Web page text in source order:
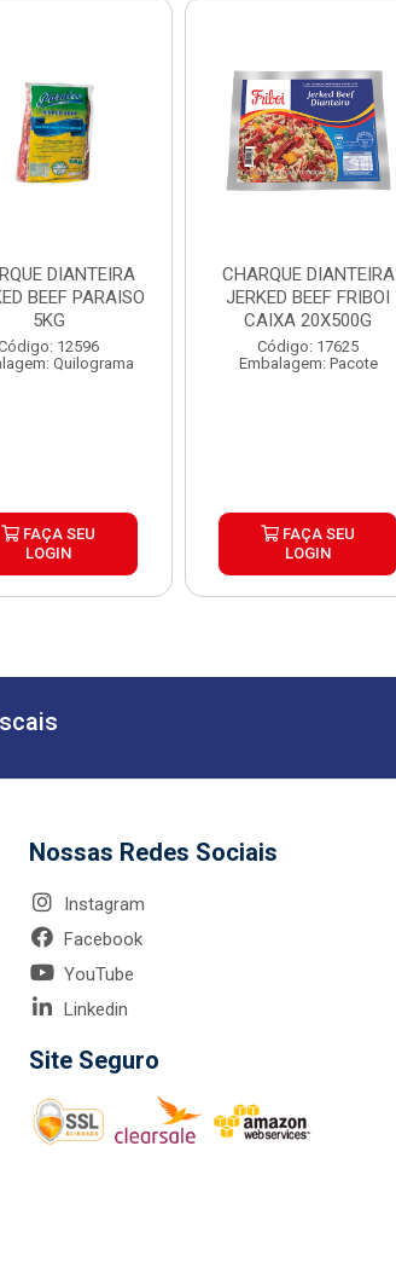
DIANTEIRA
BEEF PARAISO
5KG
12596
Quilograma
FAÇA SEU
LOGIN
CHARQUE DIANTEIRA
JERKED BEEF FRIBOI
CAIXA 20X500G
Código: 17625
Embalagem: Pacote
FAÇA SEU
LOGIN
Nossas Redes Sociais
Instagram
Facebook
YouTube
Linkedin
Site Seguro